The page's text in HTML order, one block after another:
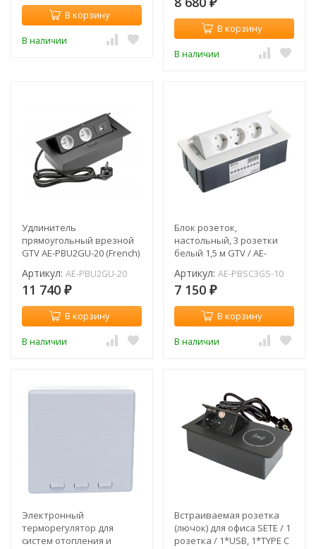
В корзину
В наличии
₽
В корзину
В наличии
Удлинитель
прямоугольный врезной
GTV AE-PBU2GU-20 (French)
черный / с проводом 1,5
метра
Артикул: AE-PBU2GU-20
11 740 ₽
В корзину
В наличии
Блок розеток,
настольный, 3 розетки
белый 1,5 м GTV / AE-
Артикул: AE-PBSC3GS-10
7 150 ₽
В корзину
В наличии
Электронный
терморегулятор для
систем отопления и
Встраиваемая розетка
(лючок) для офиса SETE / 1
розетка / 1*USB, 1*TYPE C